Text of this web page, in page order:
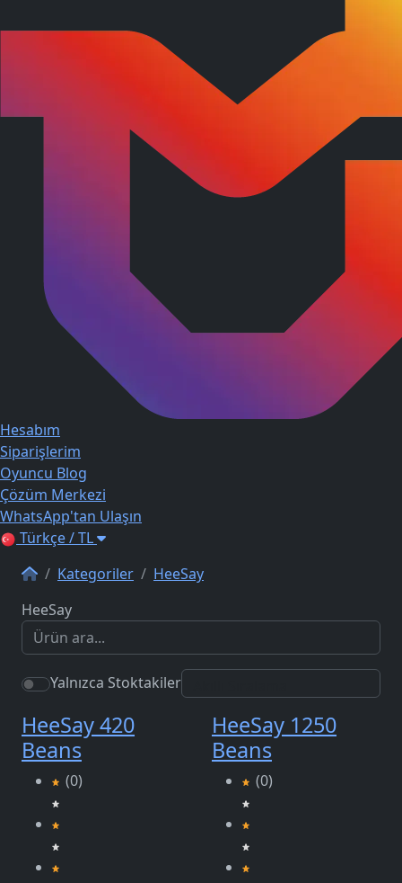
Hesabım
Siparişlerim
Oyuncu Blog
Çözüm Merkezi
WhatsApp'tan Ulaşın
Türkçe / TL
Kategoriler
HeeSay
HeeSay
Yalnızca Stoktakiler
HeeSay 420
Beans
(0)
HeeSay 1250
Beans
(0)